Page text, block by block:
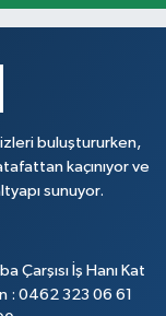
buluştururken,
kaçınıyor ve
sunuyor.
Çarşısı İş Hanı Kat
: 0462 323 06 61